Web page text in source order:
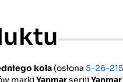
koła (osłona 5-26-
marki Yanmarseriii